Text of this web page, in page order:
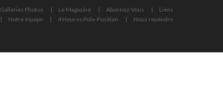
Galleries Photos Le Magazine Abonnez-Vous
Liens
Notre équipe 4 Heures Pole-Position Nous rejoindre